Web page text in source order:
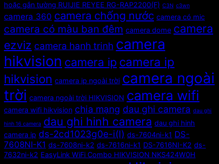
hoặc gắn tường RUIJIE REYEE RG-RAP2200(F) C3N c3wn
camera 360 camera chống nước camera có mic
camera có màu ban đêm camera dome camera
ezviz camera hanh trinh camera
hikvision camera ip camera ip
hikvision camera ip ngoài trời camera ngoài
trời camera ngoài trời HIKVISION camera wifi
camera wifi hikvision chia mạng dau ghi camera dau ghi
hinh 16 camera dau ghi hinh camera dau ghi hinh
camera ip ds-2cd1023g0e-i(l) ds-7604ni-k1 DS-
7608NI-K1 ds-7608ni-k2 ds-7616ni-k1 DS-7616NI-K2 ds-
7632ni-k2 EasyLink WiFi Combo HIKVISION NKS424W0H